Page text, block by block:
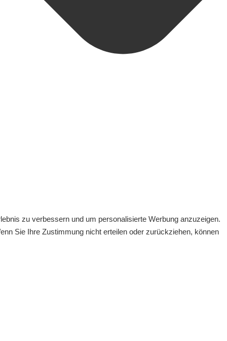
zu verbessern und um personalisierte Werbung anzuzeigen.
Sie Ihre Zustimmung nicht erteilen oder zurückziehen, können